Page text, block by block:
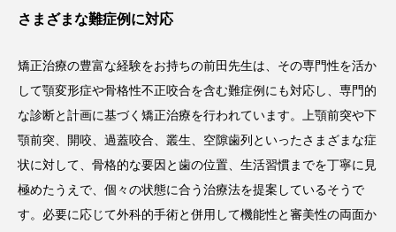
さまざまな難症例に対応
矯正治療の豊富な経験をお持ちの前田先生は、その専門性を活か
して顎変形症や骨格性不正咬合を含む難症例にも対応し、専門的
な診断と計画に基づく矯正治療を行われています。上顎前突や下
顎前突、開咬、過蓋咬合、叢生、空隙歯列といったさまざまな症
状に対して、骨格的な要因と歯の位置、生活習慣までを丁寧に見
極めたうえで、個々の状態に合う治療法を提案しているそうで
す。必要に応じて外科的手術と併用して機能性と審美性の両面か